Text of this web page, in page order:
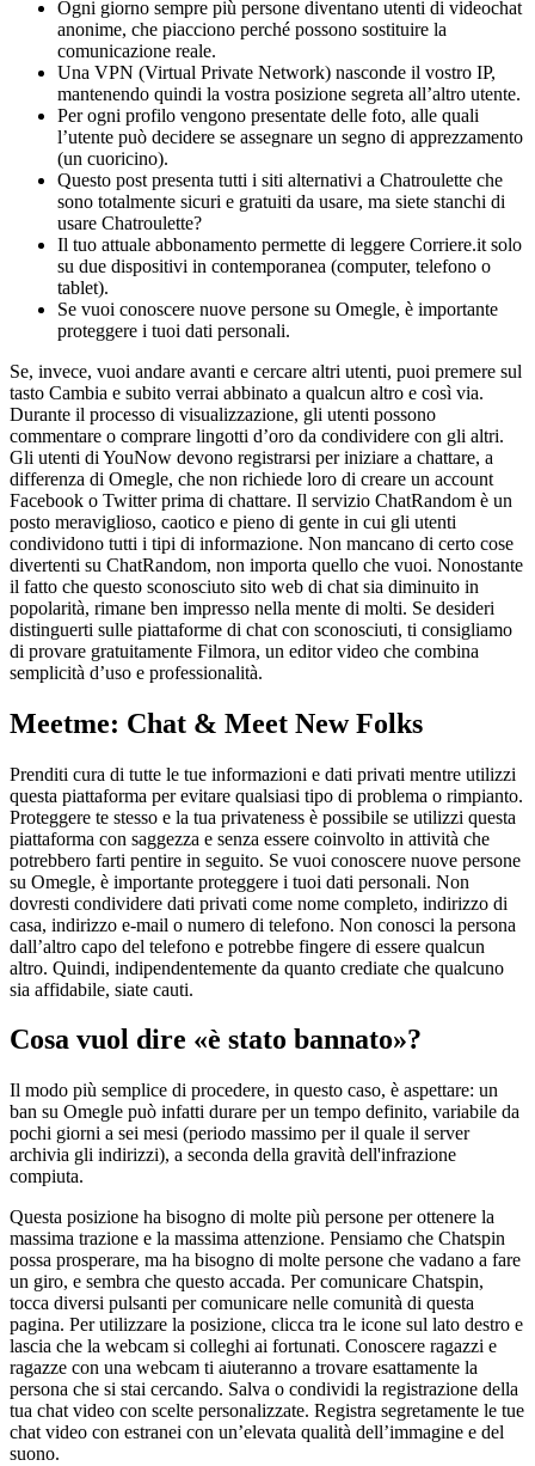
Ogni giorno sempre più persone diventano utenti di videochat
anonime, che piacciono perché possono sostituire la
comunicazione reale.
Una VPN (Virtual Private Network) nasconde il vostro IP,
mantenendo quindi la vostra posizione segreta all’altro utente.
Per ogni profilo vengono presentate delle foto, alle quali
l’utente può decidere se assegnare un segno di apprezzamento
(un cuoricino).
Questo post presenta tutti i siti alternativi a Chatroulette che
sono totalmente sicuri e gratuiti da usare, ma siete stanchi di
usare Chatroulette?
Il tuo attuale abbonamento permette di leggere Corriere.it solo
su due dispositivi in contemporanea (computer, telefono o
tablet).
Se vuoi conoscere nuove persone su Omegle, è importante
proteggere i tuoi dati personali.
Se, invece, vuoi andare avanti e cercare altri utenti, puoi premere sul
tasto Cambia e subito verrai abbinato a qualcun altro e così via.
Durante il processo di visualizzazione, gli utenti possono
commentare o comprare lingotti d’oro da condividere con gli altri.
Gli utenti di YouNow devono registrarsi per iniziare a chattare, a
differenza di Omegle, che non richiede loro di creare un account
Facebook o Twitter prima di chattare. Il servizio ChatRandom è un
posto meraviglioso, caotico e pieno di gente in cui gli utenti
condividono tutti i tipi di informazione. Non mancano di certo cose
divertenti su ChatRandom, non importa quello che vuoi. Nonostante
il fatto che questo sconosciuto sito web di chat sia diminuito in
popolarità, rimane ben impresso nella mente di molti. Se desideri
distinguerti sulle piattaforme di chat con sconosciuti, ti consigliamo
di provare gratuitamente Filmora, un editor video che combina
semplicità d’uso e professionalità.
Meetme: Chat & Meet New Folks
Prenditi cura di tutte le tue informazioni e dati privati mentre utilizzi
questa piattaforma per evitare qualsiasi tipo di problema o rimpianto.
Proteggere te stesso e la tua privateness è possibile se utilizzi questa
piattaforma con saggezza e senza essere coinvolto in attività che
potrebbero farti pentire in seguito. Se vuoi conoscere nuove persone
su Omegle, è importante proteggere i tuoi dati personali. Non
dovresti condividere dati privati come nome completo, indirizzo di
casa, indirizzo e-mail o numero di telefono. Non conosci la persona
dall’altro capo del telefono e potrebbe fingere di essere qualcun
altro. Quindi, indipendentemente da quanto crediate che qualcuno
sia affidabile, siate cauti.
Cosa vuol dire «è stato bannato»?
Il modo più semplice di procedere, in questo caso, è aspettare: un
ban su Omegle può infatti durare per un tempo definito, variabile da
pochi giorni a sei mesi (periodo massimo per il quale il server
archivia gli indirizzi), a seconda della gravità dell'infrazione
compiuta.
Questa posizione ha bisogno di molte più persone per ottenere la
massima trazione e la massima attenzione. Pensiamo che Chatspin
possa prosperare, ma ha bisogno di molte persone che vadano a fare
un giro, e sembra che questo accada. Per comunicare Chatspin,
tocca diversi pulsanti per comunicare nelle comunità di questa
pagina. Per utilizzare la posizione, clicca tra le icone sul lato destro e
lascia che la webcam si colleghi ai fortunati. Conoscere ragazzi e
ragazze con una webcam ti aiuteranno a trovare esattamente la
persona che si stai cercando. Salva o condividi la registrazione della
tua chat video con scelte personalizzate. Registra segretamente le tue
chat video con estranei con un’elevata qualità dell’immagine e del
suono.